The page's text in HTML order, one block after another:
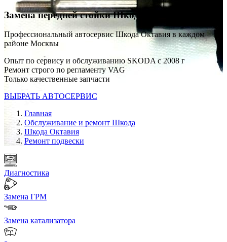
Замена передней стойкиШкода Октавия
Профессиональный автосервис Шкода Октавия в каждом
районе Москвы
Опыт по сервису и обслуживанию SKODA с 2008 г
Ремонт строго по регламенту VAG
Только качественные запчасти
ВЫБРАТЬ АВТОСЕРВИС
Главная
Обслуживание и ремонт Шкода
Шкода Октавия
Ремонт подвески
Диагностика
Замена ГРМ
Замена катализатора